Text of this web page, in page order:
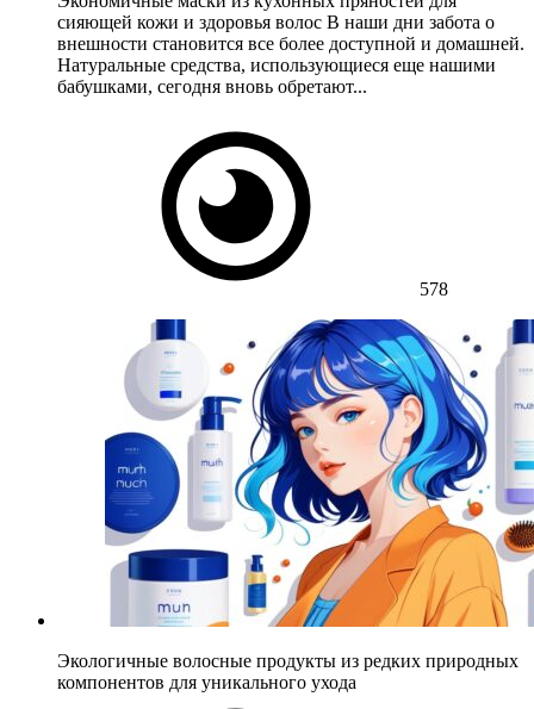
сияющей кожи и здоровья волос В наши дни забота о
внешности становится все более доступной и домашней.
Натуральные средства, использующиеся еще нашими
бабушками, сегодня вновь обретают...
578
Экологичные волосные продукты из редких природных
компонентов для уникального ухода